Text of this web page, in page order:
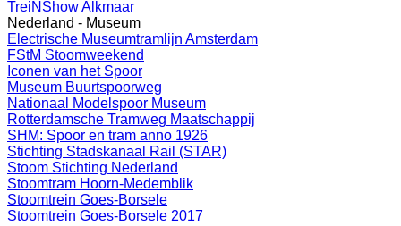
TreiNShow Alkmaar
Nederland - Museum
Electrische Museumtramlijn Amsterdam
FStM Stoomweekend
Iconen van het Spoor
Museum Buurtspoorweg
Nationaal Modelspoor Museum
Rotterdamsche Tramweg Maatschappij
SHM: Spoor en tram anno 1926
Stichting Stadskanaal Rail (STAR)
Stoom Stichting Nederland
Stoomtram Hoorn-Medemblik
Stoomtrein Goes-Borsele
Stoomtrein Goes-Borsele 2017